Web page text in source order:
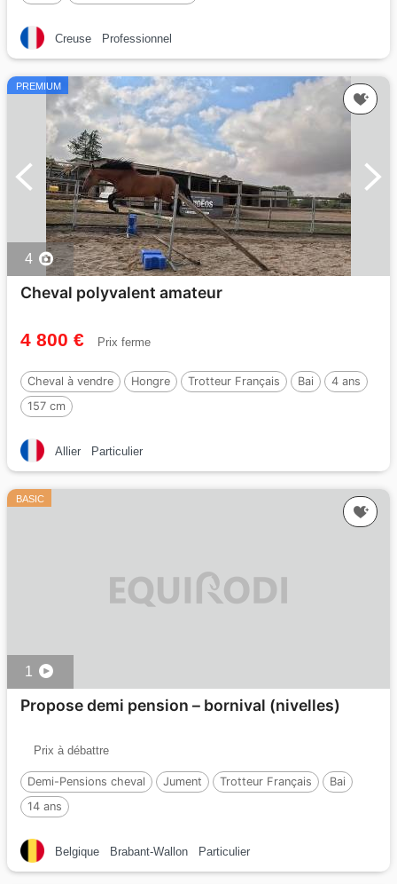
Creuse Professionnel
PREMIUM
4
Cheval polyvalent amateur
4 800 € Prix ferme
Cheval à vendre Hongre Trotteur Français Bai
4 ans
157 cm
Allier Particulier
BASIC
1
Propose demi pension – bornival (nivelles)
Prix à débattre
Demi-Pensions cheval Jument Trotteur Français
Bai
14 ans
Belgique Brabant-Wallon Particulier